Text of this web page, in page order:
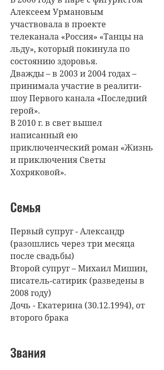
Алексеем Урмановым
участвовала в проекте
телеканала «Россия» «Танцы на
льду», который покинула по
состоянию здоровья.
Дважды – в 2003 и 2004 годах –
принимала участие в реалити-
шоу Первого канала «Последний
герой».
В 2010 г. в свет вышел
написанный ею
приключенческий роман «Жизнь
и приключения Светы
Хохряковой».
Семья
Первый супруг - Александр
(разошлись через три месяца
после свадьбы)
Второй супруг – Михаил Мишин,
писатель-сатирик (разведены в
2008 году)
Дочь - Екатерина (30.12.1994), от
второго брака
Звания